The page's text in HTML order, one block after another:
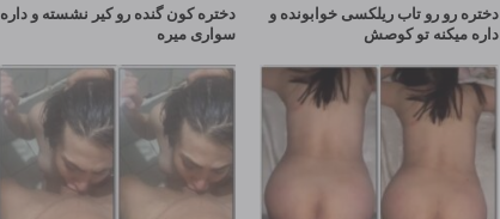
دختره کون گنده رو کیر نشسته و داره
سواری میره
دختره رو رو تاب ریلکسی خوابونده و
داره میکنه تو کوصش